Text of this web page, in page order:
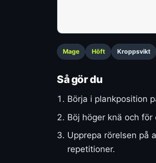
Mage Höft Kroppsvikt
Så gör du
Börja i plankposition
Böj höger knä och
Upprepa rörelsen på
repetitioner.